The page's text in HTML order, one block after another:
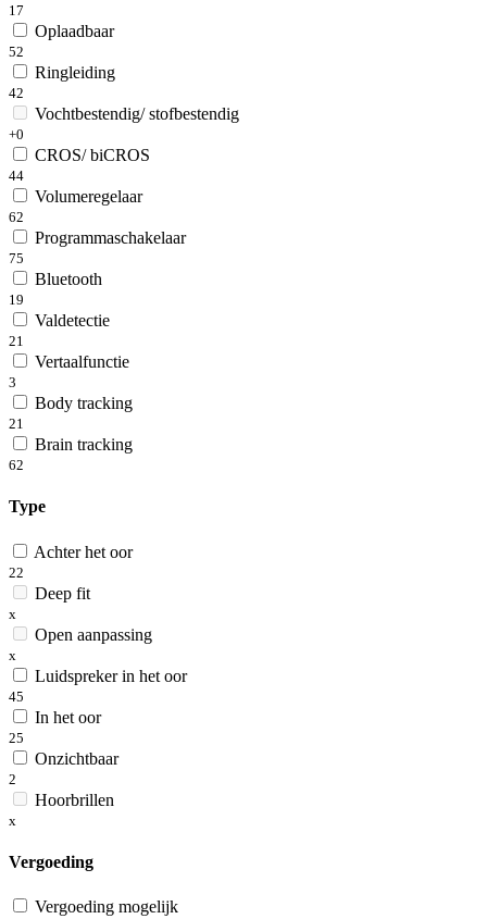
17
Oplaadbaar
52
Ringleiding
42
Vochtbestendig/ stofbestendig
+0
CROS/ biCROS
44
Volumeregelaar
62
Programmaschakelaar
75
Bluetooth
19
Valdetectie
21
Vertaalfunctie
3
Body tracking
21
Brain tracking
62
Type
Achter het oor
22
Deep fit
x
Open aanpassing
x
Luidspreker in het oor
45
In het oor
25
Onzichtbaar
2
Hoorbrillen
x
Vergoeding
Vergoeding mogelijk